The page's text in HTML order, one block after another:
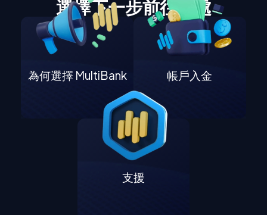
選擇下一步前往何處
為何選擇 MultiBank 帳戶入金
支援